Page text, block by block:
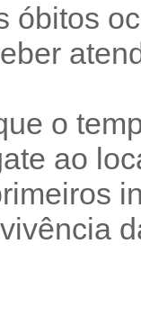
óbitos
o
ao